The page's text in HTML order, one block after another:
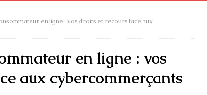
en ligne : vos droits et recours face aux
en ligne : vos
aux cybercommerçants